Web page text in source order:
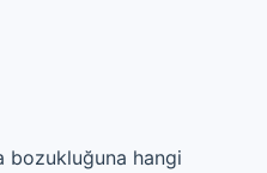
bozukluğuna hangi